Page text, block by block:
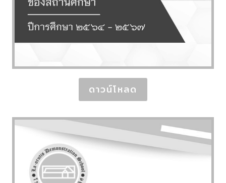
ดาวน์โหลด